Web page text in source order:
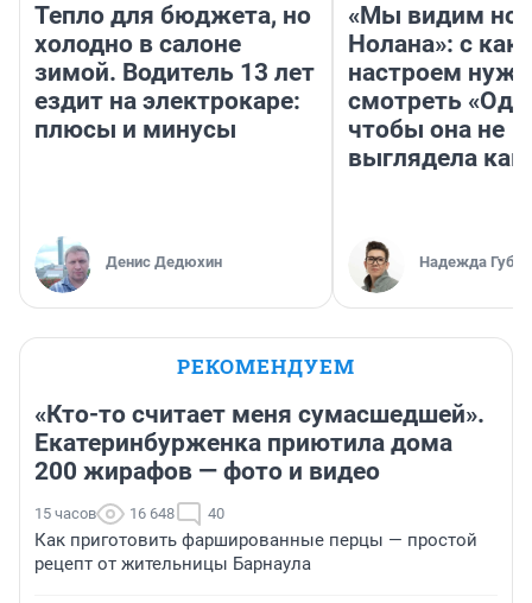
Тепло для бюджета, но
холодно в салоне
зимой. Водитель 13 лет
ездит на электрокаре:
плюсы и минусы
Денис Дедюхин
«Мы видим
Нолана»: с
настроем
смотреть
чтобы она не
выглядела как
Надежда
РЕКОМЕНДУЕМ
«Кто-то считает меня сумасшедшей».
Екатеринбурженка приютила дома
200 жирафов — фото и видео
15 часов 16 648 40
Как приготовить фаршированные перцы — простой
рецепт от жительницы Барнаула